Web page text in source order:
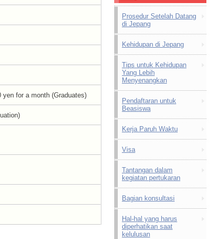
yen for a month (Graduates)
Prosedur Setelah Datang
di Jepang
Kehidupan di Jepang
Tips untuk Kehidupan
Yang Lebih
Menyenangkan
Pendaftaran untuk
Beasiswa
Kerja Paruh Waktu
Visa
Tantangan dalam
kegiatan pertukaran
Bagian konsultasi
Hal-hal yang harus
diperhatikan saat
kelulusan